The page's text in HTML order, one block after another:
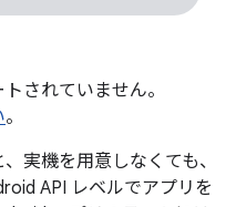
されていません。
。
実機を用意しなくても、
API レベルでアプリを